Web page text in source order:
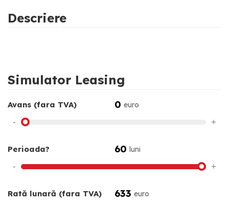
Descriere
Simulator Leasing
Avans (fara TVA) 0 euro
- +
Perioada? 60 luni
- +
Rată lunară (fara TVA) 633 euro